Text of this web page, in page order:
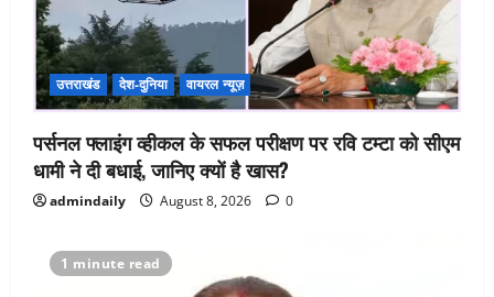
उत्तराखंड देश-दुनिया वायरल न्यूज़
पर्सनल फ्लाइंग व्हीकल के सफल परीक्षण पर रवि टम्टा को सीएम
धामी ने दी बधाई, जानिए क्यों है खास?
admindaily August 8, 2026 0
1 minute read